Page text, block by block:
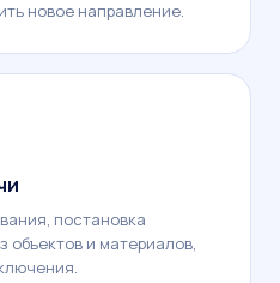
новое направление.
постановка
объектов и материалов,